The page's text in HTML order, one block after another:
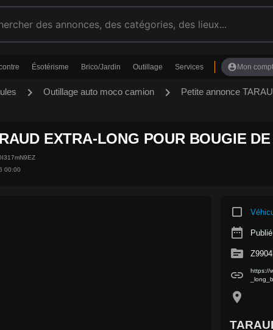
Ésotérisme Brico/Jardin Outillage Services account_circle Mon
chevron_right Outillage auto moco camion chevron_right Petite annonce
EXTRA-LONG POUR BOUGIE
00:00
crop_square
date_range
source
link
https://
location_on